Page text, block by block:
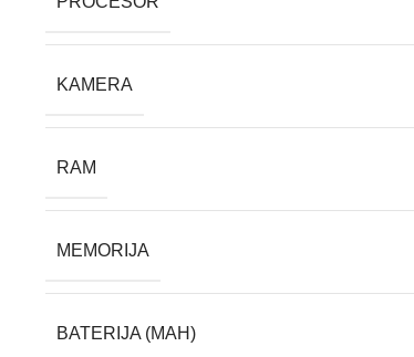
KAMERA
RAM
MEMORIJA
BATERIJA (MAH)